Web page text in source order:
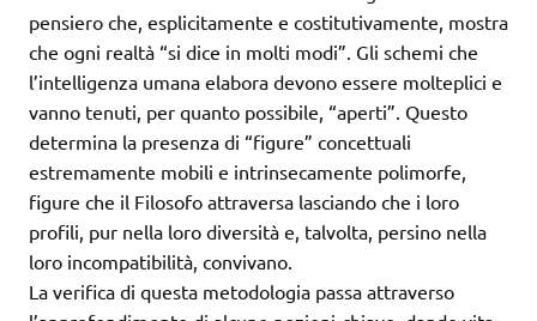
pensiero che, esplicitamente e costitutivamente, mostra
che ogni realtà “si dice in molti modi”. Gli schemi che
l’intelligenza umana elabora devono essere molteplici e
vanno tenuti, per quanto possibile, “aperti”. Questo
determina la presenza di “figure” concettuali
estremamente mobili e intrinsecamente polimorfe,
figure che il Filosofo attraversa lasciando che i loro
profili, pur nella loro diversità e, talvolta, persino nella
loro incompatibilità, convivano.
La verifica di questa metodologia passa attraverso